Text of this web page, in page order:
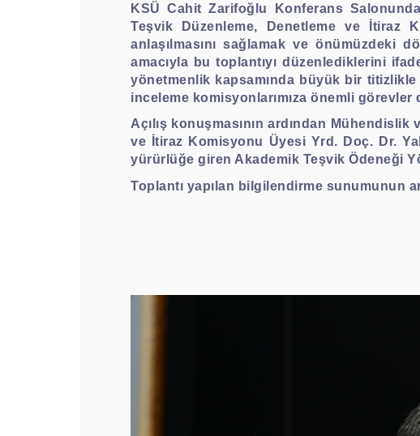
KSÜ Cahit Zarifoğlu Konferans Salonunda
Teşvik Düzenleme, Denetleme ve İtiraz
anlaşılmasını sağlamak ve önümüzdeki
amacıyla bu toplantıyı düzenlediklerini
yönetmenlik kapsamında büyük bir titizlikle
inceleme komisyonlarımıza önemli
Açılış konuşmasının ardından
ve İtiraz Komisyonu Üyesi Yrd. Doç. Dr.
yürürlüğe giren Akademik Teşvik Ödeneği
Toplantı yapılan bilgilendirme sunumunun